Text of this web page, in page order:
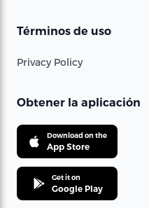
Términos de uso
Privacy Policy
Obtener la aplicación
Download on the
App Store
Get it on
Google Play